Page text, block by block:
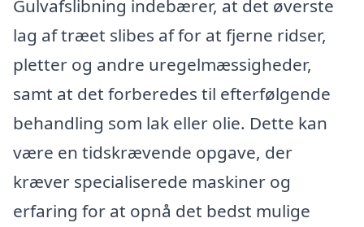
Gulvafslibning indebærer, at det øverste
lag af træet slibes af for at fjerne ridser,
pletter og andre uregelmæssigheder,
samt at det forberedes til efterfølgende
behandling som lak eller olie. Dette kan
være en tidskrævende opgave, der
kræver specialiserede maskiner og
erfaring for at opnå det bedst mulige